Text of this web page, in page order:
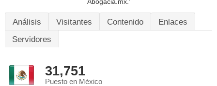
Análisis Visitantes Contenido
Enlaces
Servidores
31,751
Puesto en México